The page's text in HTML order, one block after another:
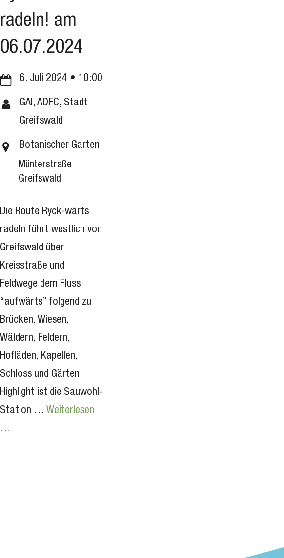
radeln! am
06.07.2024
6. Juli 2024 10:00
GAI, ADFC, Stadt
Greifswald
Botanischer Garten
Münterstraße
Greifswald
Die Route Ryck-wärts
radeln führt westlich von
Greifswald über
Kreisstraße und
Feldwege dem Fluss
“aufwärts” folgend zu
Brücken, Wiesen,
Wäldern, Feldern,
Hofläden, Kapellen,
Schloss und Gärten.
Highlight ist die Sauwohl-
Station … Weiterlesen
…